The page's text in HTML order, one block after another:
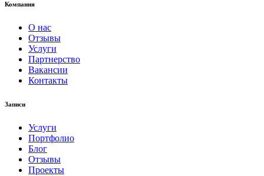
Компания
О нас
Отзывы
Услуги
Партнерство
Вакансии
Контакты
Записи
Услуги
Портфолио
Блог
Отзывы
Проекты